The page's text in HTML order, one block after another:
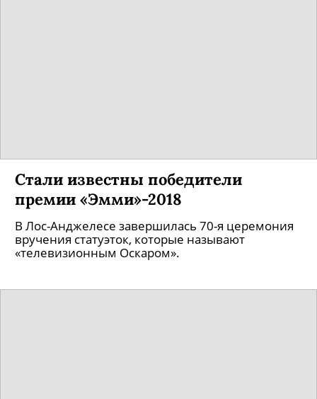
Стали известны победители
премии «Эмми»-2018
В Лос-Анджелесе завершилась 70-я церемония
вручения статуэток, которые называют
«телевизионным Оскаром».